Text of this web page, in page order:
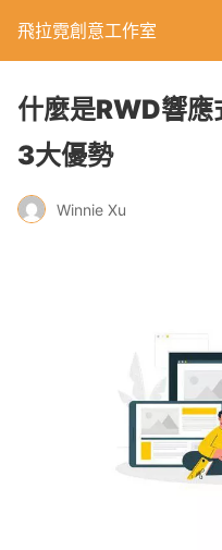
飛拉霓創意工作室
什麼是RWD響
3大優勢
Winnie Xu